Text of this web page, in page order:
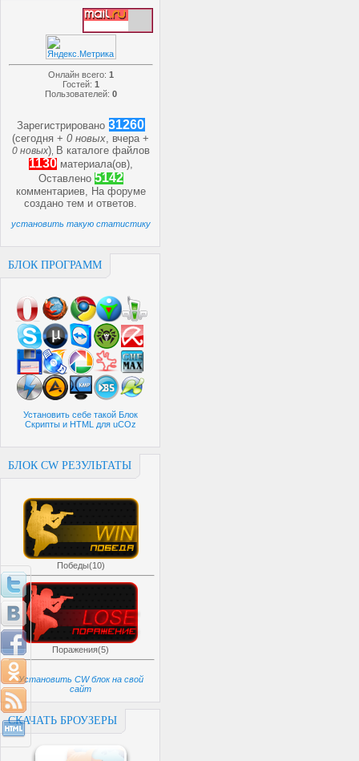
Онлайн всего: 1
Гостей: 1
Пользователей: 0
Зарегистрировано 31260
(сегодня +0 новых, вчера +
0 новых) В каталоге файлов
1130 материала(ов),
Оставлено 5142
комментариев, На форуме
созданотем иответов.
установить такую статистику
БЛОК ПРОГРАММ
Установить себе такой Блок
Скрипты и HTML для uCOz
БЛОК CW РЕЗУЛЬТАТЫ
Победы(10)
Поражения(5)
Установить CW блок на свой
сайт
СКАЧАТЬ БРОУЗЕРЫ